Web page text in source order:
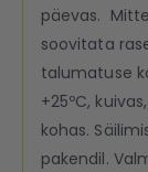
päevas.
soovitata
talumatuse
+25ºC,
kohas.
pakendil.